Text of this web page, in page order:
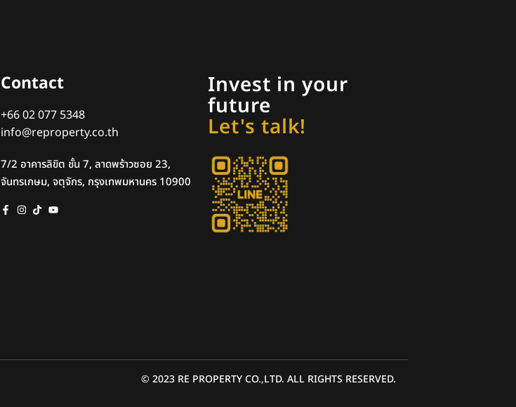
Contact
+66 02 077 5348
info@reproperty.co.th
7/2 อาคารลิขิต ชั้น 7, ลาดพร้าวซอย 23,
จันทรเกษม, จตุจักร, กรุงเทพมหานคร 10900
Invest in your
future
Let's talk!
© 2023 RE PROPERTY CO.,LTD. ALL RIGHTS RESERVED.